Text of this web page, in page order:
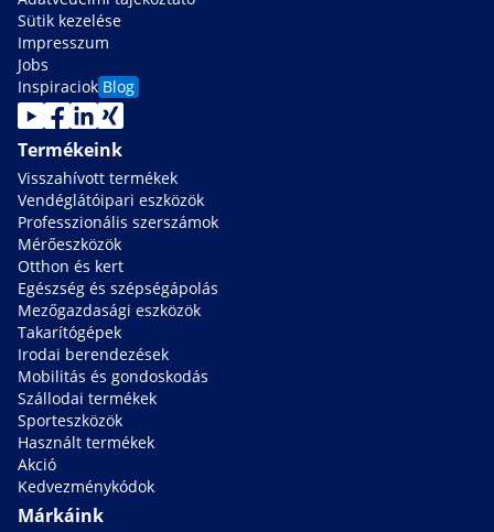
Sütik kezelése
Impresszum
Jobs
Inspiraciok Blog
Termékeink
Visszahívott termékek
Vendéglátóipari eszközök
Professzionális szerszámok
Mérőeszközök
Otthon és kert
Egészség és szépségápolás
Mezőgazdasági eszközök
Takarítógépek
Irodai berendezések
Mobilitás és gondoskodás
Szállodai termékek
Sporteszközök
Használt termékek
Akció
Kedvezménykódok
Márkáink